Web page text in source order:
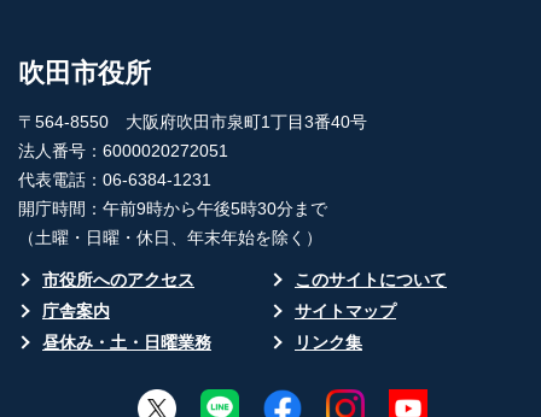
吹田市役所
〒564-8550 大阪府吹田市泉町1丁目3番40号
法人番号：6000020272051
代表電話：06-6384-1231
開庁時間：午前9時から午後5時30分まで
（土曜・日曜・休日、年末年始を除く）
市役所へのアクセス
このサイトについて
庁舎案内
サイトマップ
昼休み・土・日曜業務
リンク集